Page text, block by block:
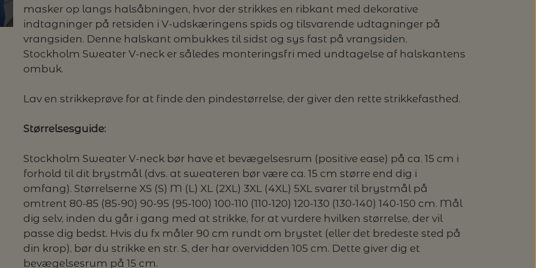
MILJØVENLIGE VASKEMIDLER
masker op langs halsåbningen, hvor der strikkes en ribkant med dekorative
indtagninger på retsiden i V-udskæringens spids og tilsvarende udtagninger på
vrangsiden. Denne halskant ombukkes til sidst og sys fast på vrangsiden.
Stockholm Sweater V-neck er således monteringsfri med undtagelse af halskantens
ombuk.
Lav en strikkeprøve for at finde den pindestørrelse, der giver den rette strikkefasthed.
Størrelsesguide:
Stockholm Sweater V-neck bør have et bevægelsesrum (positive ease) på ca. 15 cm i
forhold til dit brystmål (dvs. at sweateren bør være ca. 15 cm større end dig i
omfang). Størrelserne XS (S) M (L) XL (2XL) 3XL (4XL) 5XL svarer til brystmål på
omtrent 80-85 (85-90) 90-95 (95-100) 100-110 (110-120) 120-130 (130-140) 140-150 cm. Mål
dig selv, inden du går i gang med at strikke, for at vurdere hvilken størrelse, der vil
passe dig bedst. Hvis du fx måler 90 cm rundt om brystet (eller det bredeste sted på
din krop), bør du strikke en str. S, der har overvidden 105 cm. Dette giver dig et
bevægelsesrum på 15 cm.